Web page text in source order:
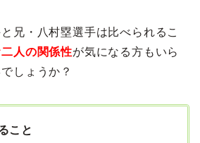
兄・八村塁選手は比べられるこ
人の関係性が気になる方もいら
しょうか？
こと